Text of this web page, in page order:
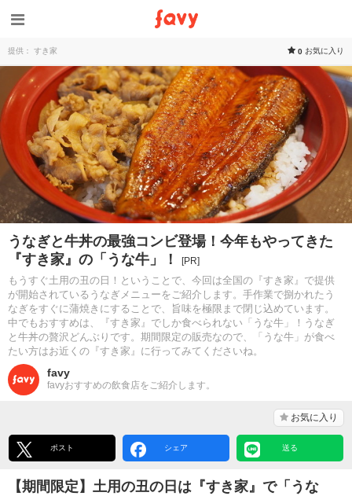
提供： すき家 0 お気に入り
うなぎと牛丼の最強コンビ登場！今年もやってきた
『すき家』の「うな牛」！
[PR]
もうすぐ土用の丑の日！ということで、今回は全国の『すき家』で提供
が開始されているうなぎメニューをご紹介します。手作業で捌かれたう
なぎをすぐに蒲焼きにすることで、旨味を極限まで閉じ込めています。
中でもおすすめは、『すき家』でしか食べられない「うな牛」！うなぎ
と牛丼の贅沢どんぶりです。期間限定の販売なので、「うな牛」が食べ
たい方はお近くの『すき家』に行ってみてくださいね。
favy
favyおすすめの飲食店をご紹介します。
お気に入り
ポスト シェア 送る
【期間限定】土用の丑の日は『すき家』で「うな